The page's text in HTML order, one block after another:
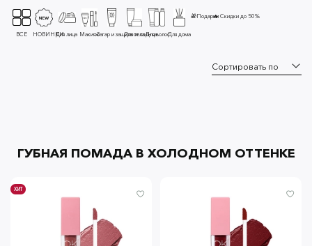
ВСЕ НОВИНКИДля лица МакияжЗагар и защита от солнца
Для телаДля волосДля дома
🎁Подарки🔥 Скидки до 50%
ГУБНАЯ ПОМАДА В ХОЛОДНОМ ОТТЕНКЕ
ХИТ